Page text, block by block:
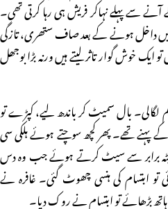
سے پہلے نہاکر فریش ہی رہا کرتی تھی۔
میں داخل ہونے کے بعد صاف ستھری، تازگی
ایک خوش گوار تاثر لیتے ہیں ورنہ بڑا بوجھل
لگالی۔ بال سمیٹ کر باندھ لیے، کپڑے تو
پہنے تھے۔ پھر کچھ سوچتے ہوئے ہلکی سی
برابر سے سیٹ کرتے ہوئے جب وہ دس
ابتسام کی ہنسی چھوٹ گئی۔ غافرہ نے
بڑھائے تو ابتسام نے روک دیا۔